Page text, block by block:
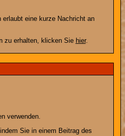
eine kurze Nachricht an
zu erhalten, klicken Sie hier.
verwenden.
Sie in einem Beitrag des